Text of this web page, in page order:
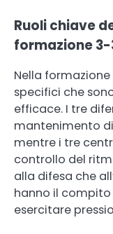
Ruoli chiave
formazione
Nella
specifici che
efficace. I tre
mantenimento
mentre i tre
controllo del
alla difesa che
hanno il
esercitare